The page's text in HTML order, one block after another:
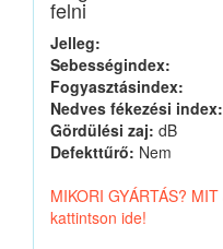
felni
Jelleg:
Sebességindex:
Fogyasztásindex:
Nedves fékezési index:
Gördülési zaj: dB
Defekttűrő: Nem
MIKORI GYÁRTÁS?
kattintson ide!